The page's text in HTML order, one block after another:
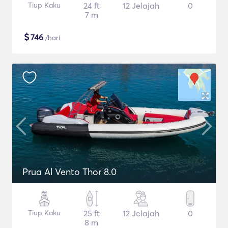
Tiup Kaku
24 ft
7 m
12 Jelajah 0
$746 /hari
Prua Al Vento Thor 8.0
Tiup Kaku
25 ft
8 m
12 Jelajah 0